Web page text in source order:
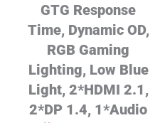
GTG Response
Time, Dynamic OD,
RGB Gaming
Lighting, Low Blue
Light, 2*HDMI 2.1,
2*DP 1.4, 1*Audio